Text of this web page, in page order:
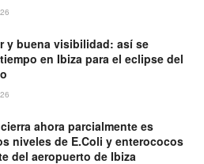
y buena visibilidad: así se
en Ibiza para el eclipse del
ahora parcialmente es
niveles de E.Coli y enterococos
del aeropuerto de Ibiza